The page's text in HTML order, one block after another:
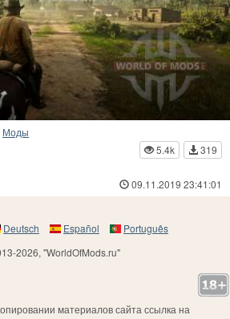
Моды
5.4k
319
09.11.2019 23:41:01
Deutsch Español
Português
2026, "WorldOfMods.ru"
материалов сайта ссылка на